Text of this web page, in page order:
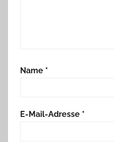
Name *
E-Mail-Adresse *